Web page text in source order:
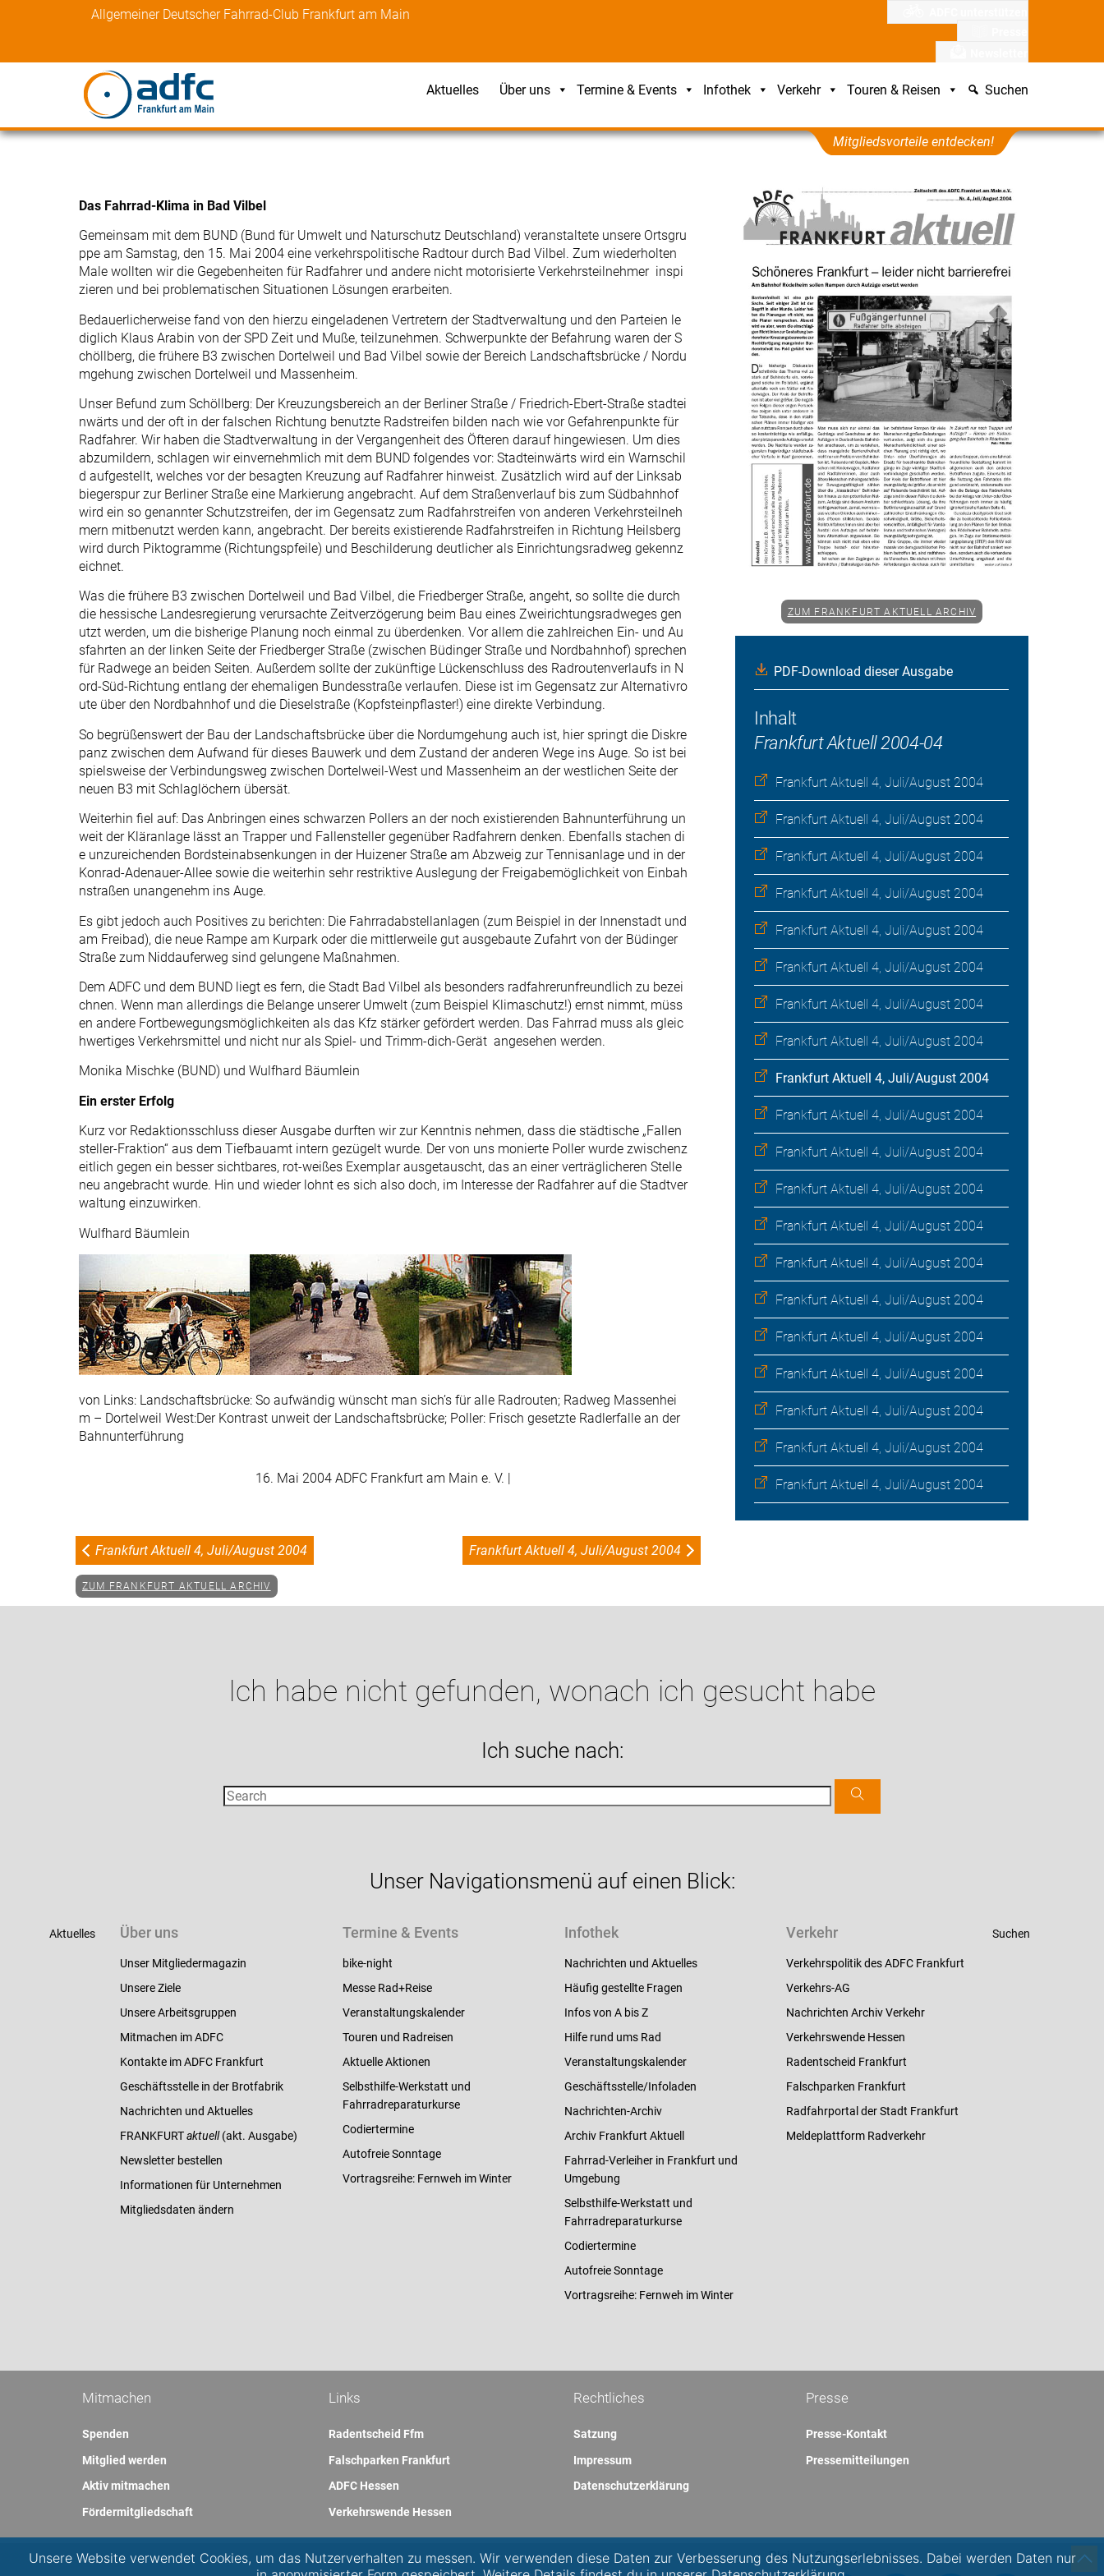
Allgemeiner Deutscher Fahrrad-Club Frankfurt am Main
Aktuelles Über uns Termine & Events Infothek Verkehr Touren & Reisen Suchen
Mitgliedsvorteile entdecken!
Das Fahrrad-Klima in Bad Vilbel
Gemeinsam mit dem BUND (Bund für Umwelt und Naturschutz Deutschland) veranstaltete unsere Ortsgru
ppe am Samstag, den 15. Mai 2004 eine verkehrspolitische Radtour durch Bad Vilbel. Zum wiederholten
Male wollten wir die Gegebenheiten für Radfahrer und andere nicht motorisierte Verkehrsteilnehmer inspi
zieren und bei problematischen Situationen Lösungen erarbeiten.
Bedauerlicherweise fand von den hierzu eingeladenen Vertretern der Stadtverwaltung und den Parteien le
diglich Klaus Arabin von der SPD Zeit und Muße, teilzunehmen. Schwerpunkte der Befahrung waren der S
chöllberg, die frühere B3 zwischen Dortelweil und Bad Vilbel sowie der Bereich Landschaftsbrücke / Nordu
mgehung zwischen Dortelweil und Massenheim.
Unser Befund zum Schöllberg: Der Kreuzungsbereich an der Berliner Straße / Friedrich-Ebert-Straße stadtei
nwärts und der oft in der falschen Richtung benutzte Radstreifen bilden nach wie vor Gefahrenpunkte für
Radfahrer. Wir haben die Stadtverwaltung in der Vergangenheit des Öfteren darauf hingewiesen. Um dies
abzumildern, schlagen wir einvernehmlich mit dem BUND folgendes vor: Stadteinwärts wird ein Warnschil
d aufgestellt, welches vor der besagten Kreuzung auf Radfahrer hinweist. Zusätzlich wird auf der Linksab
biegerspur zur Berliner Straße eine Markierung angebracht. Auf dem Straßenverlauf bis zum Südbahnhof
wird ein so genannter Schutzstreifen, der im Gegensatz zum Radfahrstreifen von anderen Verkehrsteilneh
mern mitbenutzt werden kann, angebracht. Der bereits existierende Radfahrstreifen in Richtung Heilsberg
wird durch Piktogramme (Richtungspfeile) und Beschilderung deutlicher als Einrichtungsradweg gekennz
eichnet.
Was die frühere B3 zwischen Dortelweil und Bad Vilbel, die Friedberger Straße, angeht, so sollte die durch
die hessische Landesregierung verursachte Zeitverzögerung beim Bau eines Zweirichtungsradweges gen
utzt werden, um die bisherige Planung noch einmal zu überdenken. Vor allem die zahlreichen Ein- und Au
sfahrten an der linken Seite der Friedberger Straße (zwischen Büdinger Straße und Nordbahnhof) sprechen
für Radwege an beiden Seiten. Außerdem sollte der zukünftige Lückenschluss des Radroutenverlaufs in N
ord-Süd-Richtung entlang der ehemaligen Bundesstraße verlaufen. Diese ist im Gegensatz zur Alternativro
ute über den Nordbahnhof und die Dieselstraße (Kopfsteinpflaster!) eine direkte Verbindung.
So begrüßenswert der Bau der Landschaftsbrücke über die Nordumgehung auch ist, hier springt die Diskre
panz zwischen dem Aufwand für dieses Bauwerk und dem Zustand der anderen Wege ins Auge. So ist bei
spielsweise der Verbindungsweg zwischen Dortelweil-West und Massenheim an der westlichen Seite der
neuen B3 mit Schlaglöchern übersät.
Weiterhin fiel auf: Das Anbringen eines schwarzen Pollers an der noch existierenden Bahnunterführung un
weit der Kläranlage lässt an Trapper und Fallensteller gegenüber Radfahrern denken. Ebenfalls stachen di
e unzureichenden Bordsteinabsenkungen in der Huizener Straße am Abzweig zur Tennisanlage und in der
Konrad-Adenauer-Allee sowie die weiterhin sehr restriktive Auslegung der Freigabemöglichkeit von Einbah
nstraßen unangenehm ins Auge.
Es gibt jedoch auch Positives zu berichten: Die Fahrradabstellanlagen (zum Beispiel in der Innenstadt und
am Freibad), die neue Rampe am Kurpark oder die mittlerweile gut ausgebaute Zufahrt von der Büdinger
Straße zum Niddauferweg sind gelungene Maßnahmen.
Dem ADFC und dem BUND liegt es fern, die Stadt Bad Vilbel als besonders radfahrerunfreundlich zu bezei
chnen. Wenn man allerdings die Belange unserer Umwelt (zum Beispiel Klimaschutz!) ernst nimmt, müss
en andere Fortbewegungsmöglichkeiten als das Kfz stärker gefördert werden. Das Fahrrad muss als gleic
hwertiges Verkehrsmittel und nicht nur als Spiel- und Trimm-dich-Gerät angesehen werden.
Monika Mischke (BUND) und Wulfhard Bäumlein
Ein erster Erfolg
Kurz vor Redaktionsschluss dieser Ausgabe durften wir zur Kenntnis nehmen, dass die städtische „Fallen
steller-Fraktion“ aus dem Tiefbauamt intern gezügelt wurde. Der von uns monierte Poller wurde zwischenz
eitlich gegen ein besser sichtbares, rot-weißes Exemplar ausgetauscht, das an einer verträglicheren Stelle
neu angebracht wurde. Hin und wieder lohnt es sich also doch, im Interesse der Radfahrer auf die Stadtver
waltung einzuwirken.
Wulfhard Bäumlein
von Links: Landschaftsbrücke: So aufwändig wünscht man sich’s für alle Radrouten; Radweg Massenhei
m – Dortelweil West:Der Kontrast unweit der Landschaftsbrücke; Poller: Frisch gesetzte Radlerfalle an der
Bahnunterführung
16. Mai 2004 ADFC Frankfurt am Main e. V. |
ZUM FRANKFURT AKTUELL ARCHIV
PDF-Download dieser Ausgabe
Inhalt
Frankfurt Aktuell 2004-04
Frankfurt Aktuell 4, Juli/August 2004
Frankfurt Aktuell 4, Juli/August 2004
Frankfurt Aktuell 4, Juli/August 2004
Frankfurt Aktuell 4, Juli/August 2004
Frankfurt Aktuell 4, Juli/August 2004
Frankfurt Aktuell 4, Juli/August 2004
Frankfurt Aktuell 4, Juli/August 2004
Frankfurt Aktuell 4, Juli/August 2004
Frankfurt Aktuell 4, Juli/August 2004
Frankfurt Aktuell 4, Juli/August 2004
Frankfurt Aktuell 4, Juli/August 2004
Frankfurt Aktuell 4, Juli/August 2004
Frankfurt Aktuell 4, Juli/August 2004
Frankfurt Aktuell 4, Juli/August 2004
Frankfurt Aktuell 4, Juli/August 2004
Frankfurt Aktuell 4, Juli/August 2004
Frankfurt Aktuell 4, Juli/August 2004
Frankfurt Aktuell 4, Juli/August 2004
Frankfurt Aktuell 4, Juli/August 2004
Frankfurt Aktuell 4, Juli/August 2004
Frankfurt Aktuell 4, Juli/August 2004 Frankfurt Aktuell 4, Juli/August 2004
ZUM FRANKFURT AKTUELL ARCHIV
Ich habe nicht gefunden, wonach ich gesucht habe
Ich suche nach:
Unser Navigationsmenü auf einen Blick:
Aktuelles Über uns
Unser Mitgliedermagazin
Unsere Ziele
Unsere Arbeitsgruppen
Mitmachen im ADFC
Kontakte im ADFC Frankfurt
Geschäftsstelle in der Brotfabrik
Nachrichten und Aktuelles
FRANKFURTaktuell(akt. Ausgabe)
Newsletter bestellen
Informationen für Unternehmen
Mitgliedsdaten ändern
Termine & Events
bike-night
Messe Rad+Reise
Veranstaltungskalender
Touren und Radreisen
Aktuelle Aktionen
Selbsthilfe-Werkstatt und
Fahrradreparaturkurse
Codiertermine
Autofreie Sonntage
Vortragsreihe: Fernweh im Winter
Infothek
Nachrichten und Aktuelles
Häufig gestellte Fragen
Infos von A bis Z
Hilfe rund ums Rad
Veranstaltungskalender
Geschäftsstelle/Infoladen
Nachrichten-Archiv
Archiv Frankfurt Aktuell
Fahrrad-Verleiher in Frankfurt und
Umgebung
Selbsthilfe-Werkstatt und
Fahrradreparaturkurse
Codiertermine
Autofreie Sonntage
Vortragsreihe: Fernweh im Winter
Verkehr
Verkehrspolitik des ADFC Frankfurt
Verkehrs-AG
Nachrichten Archiv Verkehr
Verkehrswende Hessen
Radentscheid Frankfurt
Falschparken Frankfurt
Radfahrportal der Stadt Frankfurt
Meldeplattform Radverkehr
Suchen
Mitmachen
Spenden
Mitglied werden
Aktiv mitmachen
Fördermitgliedschaft
Links
Radentscheid Ffm
Falschparken Frankfurt
ADFC Hessen
Verkehrswende Hessen
Rechtliches
Satzung
Impressum
Datenschutzerklärung
Presse
Presse-Kontakt
Pressemitteilungen
Bleiben Sie in Kontakt:
Unsere Website verwendet Cookies, um das Nutzerverhalten zu messen. Wir verwenden diese Daten zur Verbesserung des Nutzungserlebnisses. Dabei werden Daten nur